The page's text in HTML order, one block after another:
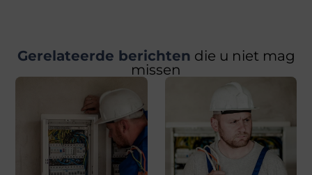
Gerelateerde berichten die u niet mag
missen